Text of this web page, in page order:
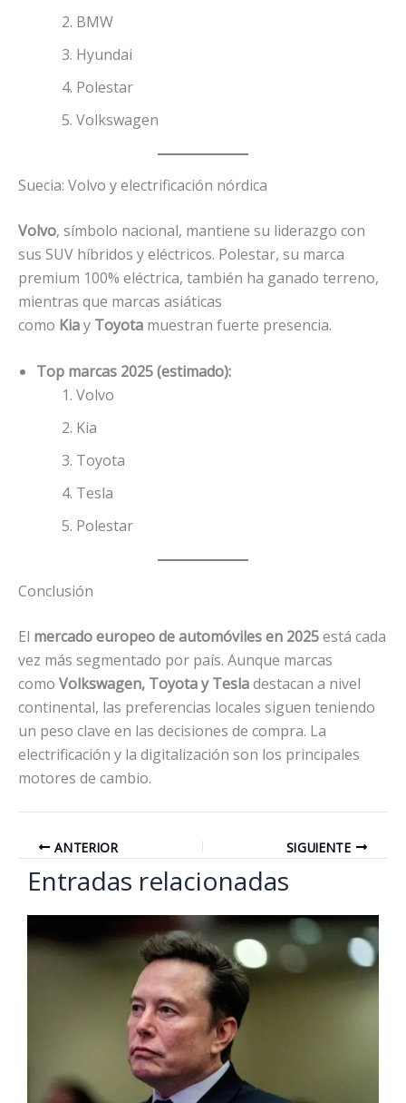
BMW
Hyundai
Polestar
Volkswagen
Suecia: Volvo y electrificación nórdica
Volvo, símbolo nacional, mantiene su liderazgo con
sus SUV híbridos y eléctricos. Polestar, su marca
premium 100% eléctrica, también ha ganado terreno,
mientras que marcas asiáticas
como Kiay Toyota muestran fuerte presencia.
Top marcas 2025 (estimado):
Volvo
Kia
Toyota
Tesla
Polestar
Conclusión
El mercado europeo de automóviles en 2025está cada
vez más segmentado por país. Aunque marcas
como Volkswagen, Toyota y Tesladestacan a nivel
continental, las preferencias locales siguen teniendo
un peso clave en las decisiones de compra. La
electrificación y la digitalización son los principales
motores de cambio.
ANTERIOR SIGUIENTE
Entradas relacionadas